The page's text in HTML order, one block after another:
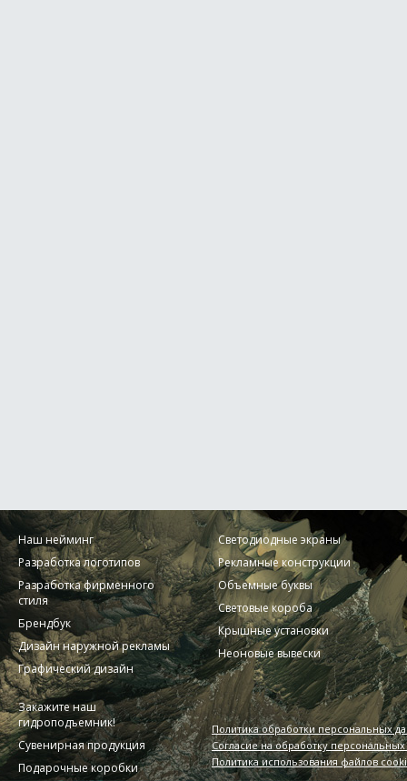
Наш нейминг
Разработка логотипов
Разработка фирменного
стиля
Брендбук
Дизайн наружной рекламы
Графический дизайн
Светодиодные экраны
Рекламные конструкции
Объемные буквы
Световые короба
Крышные установки
Неоновые вывески
Закажите наш
гидроподъемник!
Сувенирная продукция
Подарочные коробки
Политика обработки персональных
Согласие на обработку
Политика использования файлов